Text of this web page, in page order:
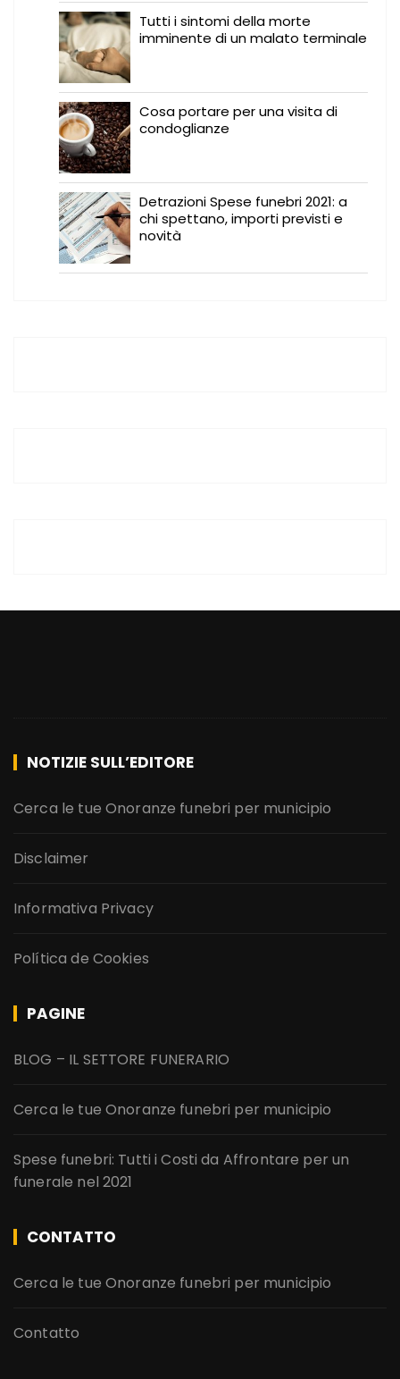
Tutti i sintomi della morte
imminente di un malato terminale
Cosa portare per una visita di
condoglianze
Detrazioni Spese funebri 2021: a
chi spettano, importi previsti e
novità
NOTIZIE SULL’EDITORE
Cerca le tue Onoranze funebri per municipio
Disclaimer
Informativa Privacy
Política de Cookies
PAGINE
BLOG – IL SETTORE FUNERARIO
Cerca le tue Onoranze funebri per municipio
Spese funebri: Tutti i Costi da Affrontare per un
funerale nel 2021
CONTATTO
Cerca le tue Onoranze funebri per municipio
Contatto